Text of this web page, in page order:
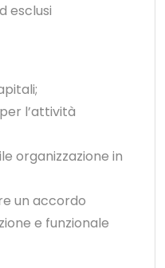
esclusi
l’attività
organizzazione in
un accordo
e funzionale